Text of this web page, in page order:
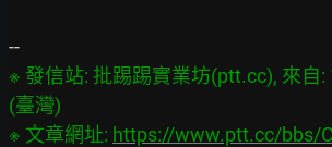
※ 發信站: 批踢踢實業坊(ptt.cc), 來自
(臺灣)
※ 文章網址: https://www.ptt.cc/bbs/